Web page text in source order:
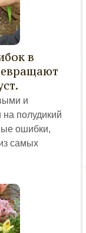
в
и
полудикий
ошибки,
самых